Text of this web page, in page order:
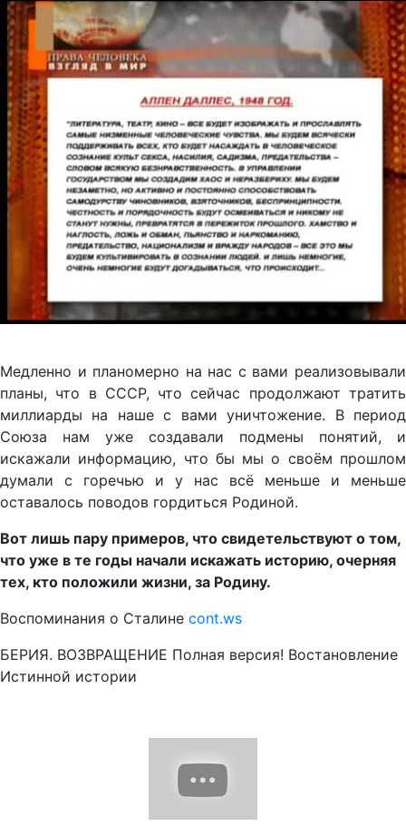
Медленно и планомерно на нас с вами реализовывали
планы, что в СССР, что сейчас продолжают тратить
миллиарды на наше с вами уничтожение. В период
Союза нам уже создавали подмены понятий, и
искажали информацию, что бы мы о своём прошлом
думали с горечью и у нас всё меньше и меньше
оставалось поводов гордиться Родиной.
Вот лишь пару примеров, что свидетельствуют о том,
что уже в те годы начали искажать историю, очерняя
тех, кто положили жизни, за Родину.
Воспоминания о Сталине cont.ws
БЕРИЯ. ВОЗВРАЩЕНИЕ Полная версия! Востановление
Истинной истории